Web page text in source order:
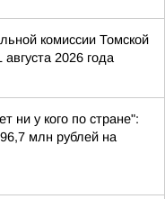
комиссии Томской
августа 2026 года
ни у кого по стране":
млн рублей на